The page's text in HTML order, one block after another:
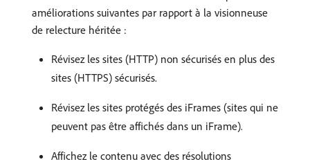
améliorations suivantes par rapport à la visionneuse
de relecture héritée :
Révisez les sites (HTTP) non sécurisés en plus des
sites (HTTPS) sécurisés.
Révisez les sites protégés des iFrames (sites qui ne
peuvent pas être affichés dans un iFrame).
Affichez le contenu avec des résolutions